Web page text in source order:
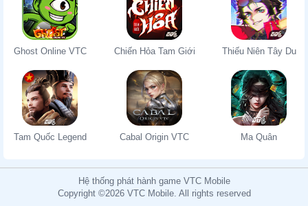
Ghost Online VTC Chiến Hỏa Tam Giới Thiếu Niên Tây Du
Tam Quốc Legend Cabal Origin VTC Ma Quân
Hệ thống phát hành game VTC Mobile
Copyright ©2026 VTC Mobile. All rights reserved